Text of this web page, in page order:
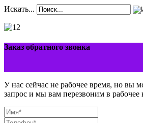
Искать...
Заказ обратного звонка
У нас сейчас не рабочее время, но вы
запрос и мы вам перезвоним в рабочее